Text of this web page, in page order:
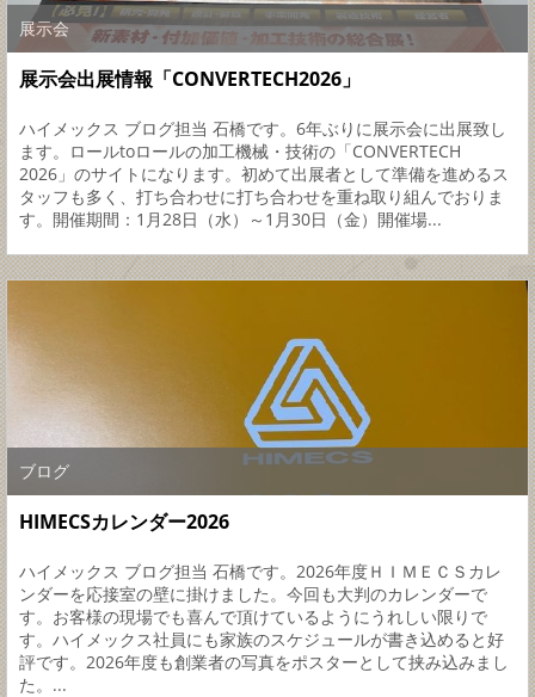
展示会
展示会出展情報「CONVERTECH2026」
ハイメックス ブログ担当 石橋です。6年ぶりに展示会に出展致し
ます。ロールtoロールの加工機械・技術の「CONVERTECH
2026」のサイトになります。初めて出展者として準備を進めるス
タッフも多く、打ち合わせに打ち合わせを重ね取り組んでおりま
す。開催期間：1月28日（水）～1月30日（金）開催場...
ブログ
HIMECSカレンダー2026
ハイメックス ブログ担当 石橋です。2026年度ＨＩＭＥＣＳカレ
ンダーを応接室の壁に掛けました。今回も大判のカレンダーで
す。お客様の現場でも喜んで頂けているようにうれしい限りで
す。ハイメックス社員にも家族のスケジュールが書き込めると好
評です。2026年度も創業者の写真をポスターとして挟み込みまし
た。...